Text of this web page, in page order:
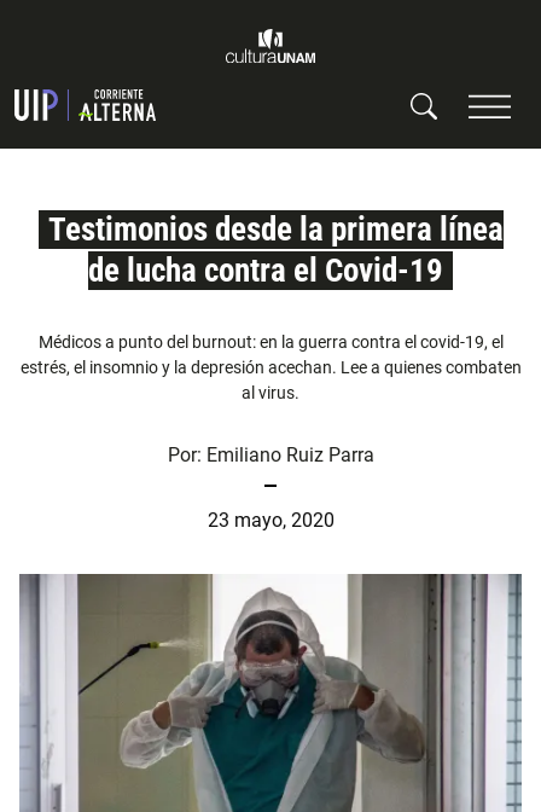
Testimonios desde la primera línea
de lucha contra el Covid-19
Médicos a punto del burnout: en la guerra contra el covid-19, el
estrés, el insomnio y la depresión acechan. Lee a quienes combaten
al virus.
Por: Emiliano Ruiz Parra
23 mayo, 2020